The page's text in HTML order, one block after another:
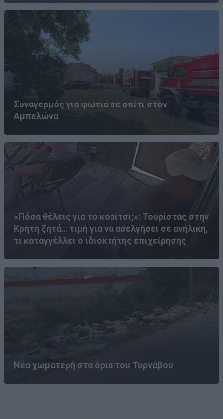
Συναγερμός για φωτιά σε σπίτι στον
Αμπελώνα
«Πόσα θέλεις για το κορίτσι;»: Τουρίστας στην
Κρήτη ζητά… τιμή για να ασελγήσει σε ανήλικη,
τι καταγγέλλει ο ιδιοκτήτης επιχείρησης
Νέα χωματερή στα όρια του Τυρνάβου